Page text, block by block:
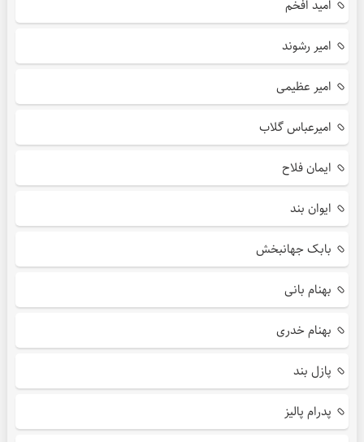
امید افخم
امیر رشوند
امیر عظیمی
امیرعباس گلاب
ایمان فلاح
ایوان بند
بابک جهانبخش
بهنام بانی
بهنام خدری
پازل بند
پدرام پالیز